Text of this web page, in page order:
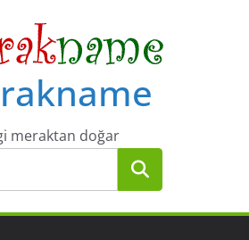
meraktan doğar